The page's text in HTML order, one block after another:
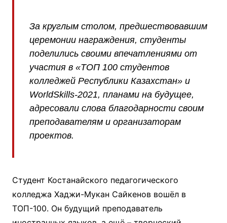
За круглым столом, предшествовавшим
церемонии награждения, студенты
поделились своими впечатлениями от
участия в «ТОП 100 студентов
колледжей Республики Казахстан» и
WorldSkills-2021, планами на будущее,
адресовали слова благодарности своим
преподавателям и организаторам
проектов.
Студент Костанайского педагогического
колледжа Хаджи-Мукан Сайкенов вошёл в
ТОП-100. Он будущий преподаватель